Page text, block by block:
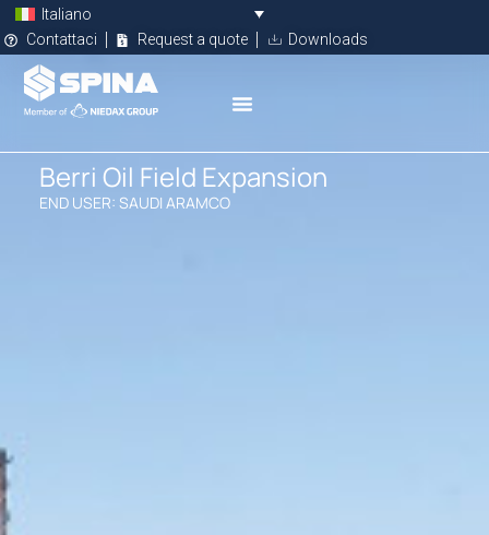
Italiano
Contattaci
Request a quote Downloads
Berri Oil Field Expansion
END USER: SAUDI ARAMCO